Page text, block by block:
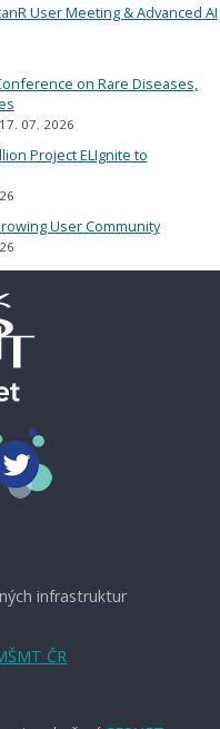
User Meeting & Advanced AI
on Rare Diseases,
17. 07. 2026
Project ELIgnite to
User Community
infrastruktur
ČR